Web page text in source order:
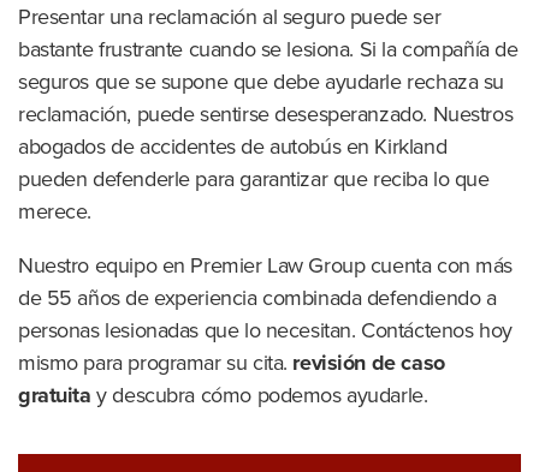
Presentar una reclamación al seguro puede ser
bastante frustrante cuando se lesiona. Si la compañía de
seguros que se supone que debe ayudarle rechaza su
reclamación, puede sentirse desesperanzado. Nuestros
abogados de accidentes de autobús en Kirkland
pueden defenderle para garantizar que reciba lo que
merece.
Nuestro equipo en Premier Law Group cuenta con más
de 55 años de experiencia combinada defendiendo a
personas lesionadas que lo necesitan. Contáctenos hoy
mismo para programar su cita. revisión de caso
gratuitay descubra cómo podemos ayudarle.